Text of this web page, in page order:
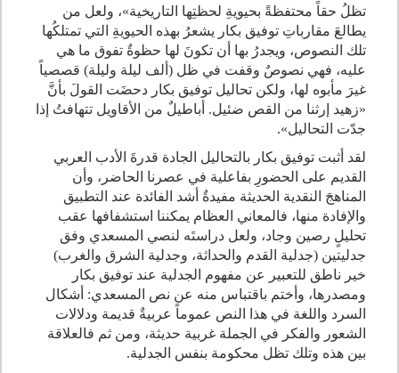
تظلُ حقاً محتفظةً بحيويةِ لحظتِها التاريخية»، ولعل من
يطالعَ مقارباتِ توفيق بكار يشعرُ بهذه الحيويةِ التي تمتلكُها
تلك النصوص، ويجدرُ بها أن تكونَ لها حظوةٌ تفوق ما هي
عليه، فهي نصوصٌ وقفت في ظل (ألف ليلة وليلة) قصصياً
غيرَ مأبوه لها، ولكن تحاليل توفيق بكار دحضَت القولَ بأنَّ
«زهيد إرثنا من القص ضئيل. أباطيلٌ من الأقاويل تتهافتُ إذا
جدّت التحاليل».
لقد أثبت توفيق بكار بالتحاليل الجادة قدرةَ الأدب العربي
القديم على الحضورِ بفاعلية في عصرنا الحاضر، وأن
المناهجَ النقدية الحديثة مفيدةٌ أشد الفائدة عند التطبيق
والإفادة منها، فالمعاني العظام يمكننا استشفافها عقب
تحليلٍ رصين وجاد، ولعل دراستَه لنصي المسعدي وفق
جدليتين (جدلية القدم والحداثة، وجدلية الشرق والغرب)
خير ناطق للتعبير عن مفهوم الجدلية عند توفيق بكار
ومصدرها، وأختم باقتباس منه عن نص المسعدي: أشكال
السرد واللغة في هذا النص عموماً عربيةٌ قديمة ودلالات
الشعور والفكر في الجملة غربية حديثة، ومن ثم فالعلاقة
بين هذه وتلك تظل محكومة بنفس الجدلية.